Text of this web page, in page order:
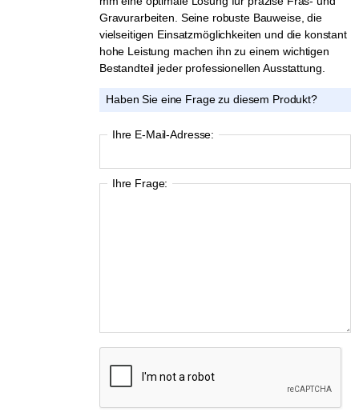
Gravurarbeiten. Seine robuste Bauweise, die
vielseitigen Einsatzmöglichkeiten und die konstant
hohe Leistung machen ihn zu einem wichtigen
Bestandteil jeder professionellen Ausstattung.
Haben Sie eine Frage zu diesem Produkt?
Ihre E-Mail-Adresse:
Ihre Frage: